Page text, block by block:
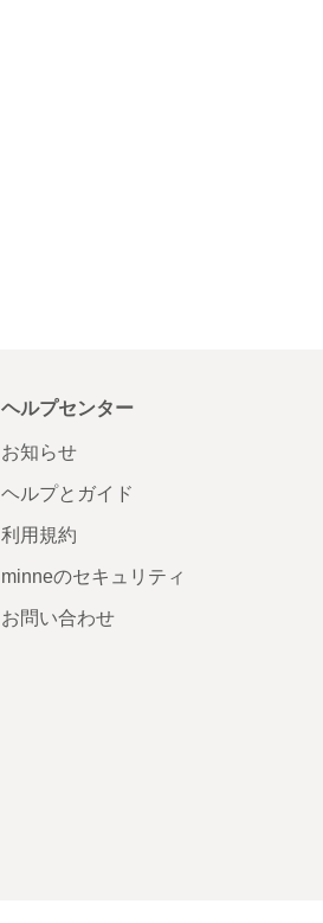
ヘルプセンター
お知らせ
ヘルプとガイド
利用規約
minneのセキュリティ
お問い合わせ